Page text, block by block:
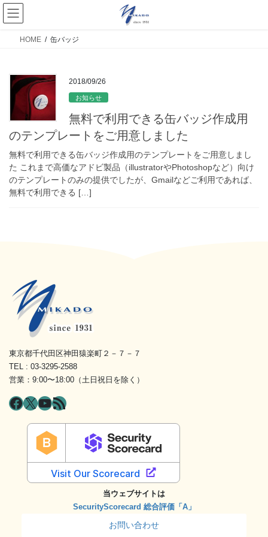
HOME 缶バッジ
2018/09/26
お知らせ
無料で利用できる缶バッジ作成用
のテンプレートをご用意しました
無料で利用できる缶バッジ作成用のテンプレートをご用意しまし
た これまで高価なアドビ製品（illustratorやPhotoshopなど）向け
のテンプレートのみの提供でしたが、Gmailなどご利用であれば、
無料で利用できる […]
東京都千代田区神田猿楽町２－７－７
TEL : 03-3295-2588
営業：9:00〜18:00（土日祝日を除く）
Facebook
X YouTube
RSS フィード
当ウェブサイトは
SecurityScorecard 総合評価「A」
お問い合わせ